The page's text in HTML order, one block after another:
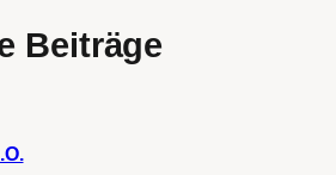
Beiträge